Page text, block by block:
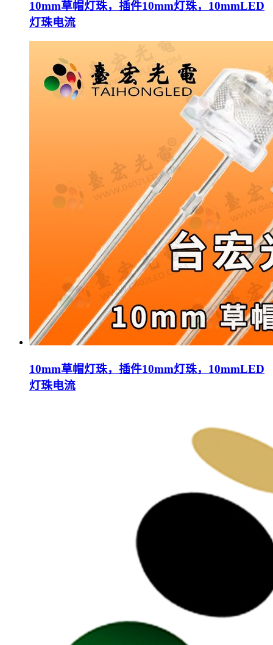
10mm草帽灯珠，插件10mm灯珠，10mmLED
灯珠电流
10mm草帽灯珠，插件10mm灯珠，10mmLED
灯珠电流